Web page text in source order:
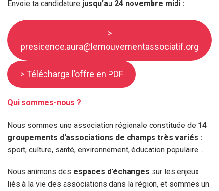
Envoie ta candidature jusqu’au 24 novembre midi :
>
presidence.aura@lemouvementassociatif.org
> Télécharge l’offre en PDF
Qui sommes-nous ?
Nous sommes une association régionale constituée de 14
groupements d‘associations de champs très variés :
sport, culture, santé, environnement, éducation populaire…
Nous animons des espaces d’échanges sur les enjeux
liés à la vie des associations dans la région, et sommes un